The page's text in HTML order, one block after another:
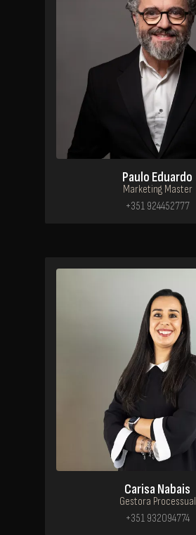
Paulo Eduardo
Marketing Master
+351 924452777
Carisa Nabais
Gestora Processual
+351 932094774